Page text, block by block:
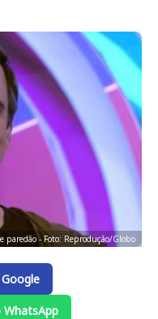
paredão - Foto: Reprodução/Globo